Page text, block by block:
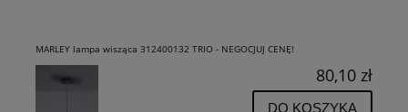
MARLEY lampa wisząca 312400132 TRIO - NEGOCJUJ CENĘ!
80,10 zł
DO KOSZYKA